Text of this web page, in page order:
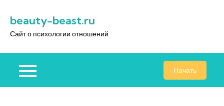
содержимому
beauty-beast.ru
Сайт о психологии отношений
Начать